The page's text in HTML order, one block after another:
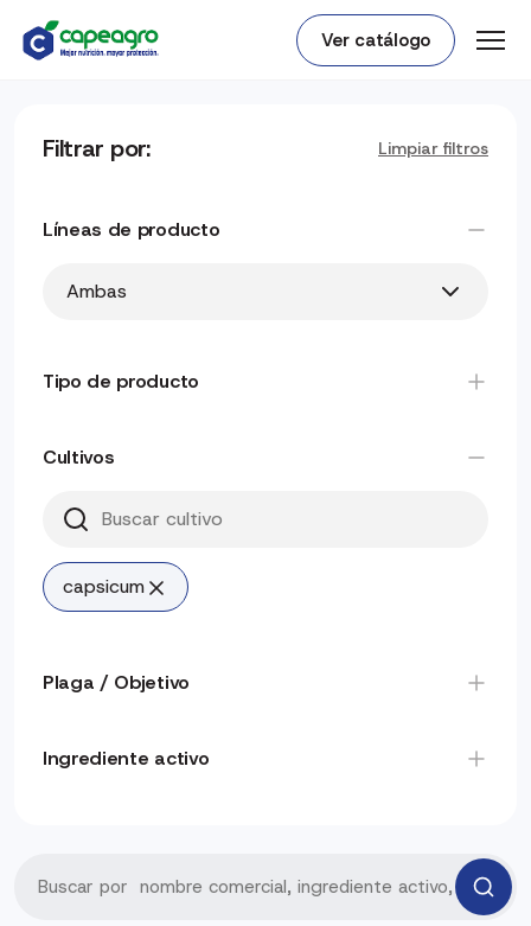
Ver catálogo
Filtrar por: Limpiar filtros
Líneas de producto
Ambas
Tipo de producto
Cultivos
capsicum
Plaga / Objetivo
Ingrediente activo